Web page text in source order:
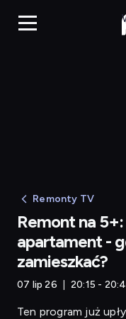
Remonty TV
Remont na
apartament -
zamieszkać?
07 lip 26 20:15 -
Ten program już